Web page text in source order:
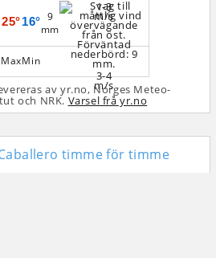
25°
Max
16°
Min
9
mm
1-3
m/s
3-4
m/s
av yr.no, Norges Meteo­
och NRK. Varsel frå yr.no
timme för timme